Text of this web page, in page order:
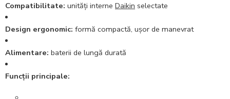
Compatibilitate: unități interne Daikin selectate
Design ergonomic: formă compactă, ușor de manevrat
Alimentare: baterii de lungă durată
Funcții principale: